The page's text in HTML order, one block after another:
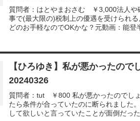
質問者：はとやまおさむ ￥3,000法人や
事で(最大限の)税制上の優遇を受けられ
どのお手軽なのでOKかな？元動画：能
ついて、一問一答形式にしてみました。
れば、下記のサイトから検索してみてく
質問を今後も編集し、アップロードして
ね！やチャンネル登録をよろしくお願いし
【ひろゆき】私が悪かったの
20240326
質問者：tut ￥800 私が悪かったのでし
たら条件が合っていたのに断られました
して欲しいと言っていたことが面倒だっ